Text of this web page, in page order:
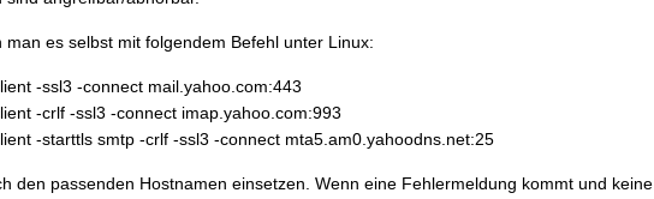
man es selbst mit folgendem Befehl unter Linux:
-ssl3 -connect mail.yahoo.com:443
-crlf -ssl3 -connect imap.yahoo.com:993
-starttls smtp -crlf -ssl3 -connect mta5.am0.yahoodns.net:25
den passenden Hostnamen einsetzen. Wenn eine Fehlermeldung kommt und keine